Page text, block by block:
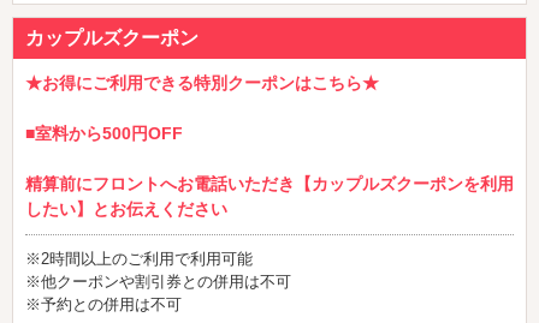
カップルズクーポン
★お得にご利用できる特別クーポンはこちら★
■室料から500円OFF
精算前にフロントへお電話いただき【カップルズクーポンを利用
したい】とお伝えください
※2時間以上のご利用で利用可能
※他クーポンや割引券との併用は不可
※予約との併用は不可